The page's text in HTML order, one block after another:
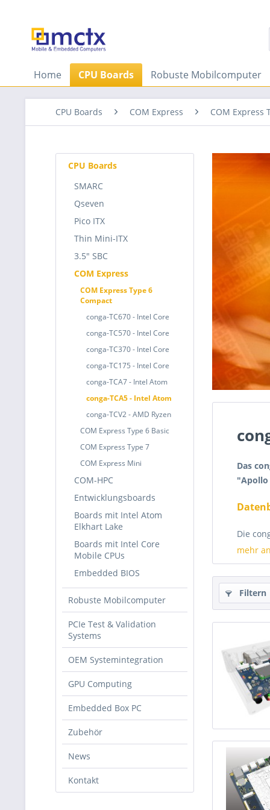
Home CPU Boards Robuste Mobilcomputer
CPU Boards COM Express COM Express
CPU Boards
SMARC
Qseven
Pico ITX
Thin Mini-ITX
3.5" SBC
COM Express
COM Express Type 6
Compact
conga-TC670 - Intel Core
conga-TC570 - Intel Core
conga-TC370 - Intel Core
conga-TC175 - Intel Core
conga-TCA7 - Intel Atom
conga-TCA5 - Intel Atom
conga-TCV2 - AMD Ryzen
COM Express Type 6 Basic
COM Express Type 7
COM Express Mini
COM-HPC
Entwicklungsboards
Boards mit Intel Atom
Elkhart Lake
Boards mit Intel Core
Mobile CPUs
Embedded BIOS
Robuste Mobilcomputer
PCIe Test & Validation
Systems
OEM Systemintegration
GPU Computing
Embedded Box PC
Zubehör
News
Kontakt
Das
"Apollo
Die
E3950)
E3940
mehr
Filtern